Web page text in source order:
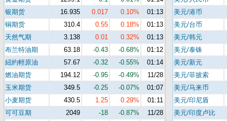
银期货
16.935 0.017 0.10%
01:13
铜期货
310.4 0.55 0.18%
01:13
天然气期
3.138 0.01 0.32%
01:13
布兰特油期
63.18 -0.43 -0.68%
01:12
紐約輕原油
57.67 -0.32 -0.55%
01:14
燃油期货
194.12 -0.95 -0.49%
11/28
玉米期货
349.5 -0.25 -0.07%
01:07
小麦期货
430.5 1.25 0.29%
01:11
可可豆期
2049 -18 -0.87%
11/28
美元/港币
美元/台币
美元/韩元
美元/泰铢
美元/新元
美元/菲披索
美元/马来币
美元/印尼盾
美元/印度卢比